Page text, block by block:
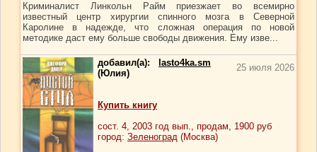
Криминалист Линкольн Райм приезжает во всемирно
известный центр хирургии спинного мозга в Северной
Каролине в надежде, что сложная операция по новой
методике даст ему больше свободы движения. Ему изве...
добавил(а):
lasto4ka.sm
(Юлия)
25 июля 2026
Купить книгу
сост. 4, 2003 год вып., продам, 1900 руб
город: Зеленоград (Москва)